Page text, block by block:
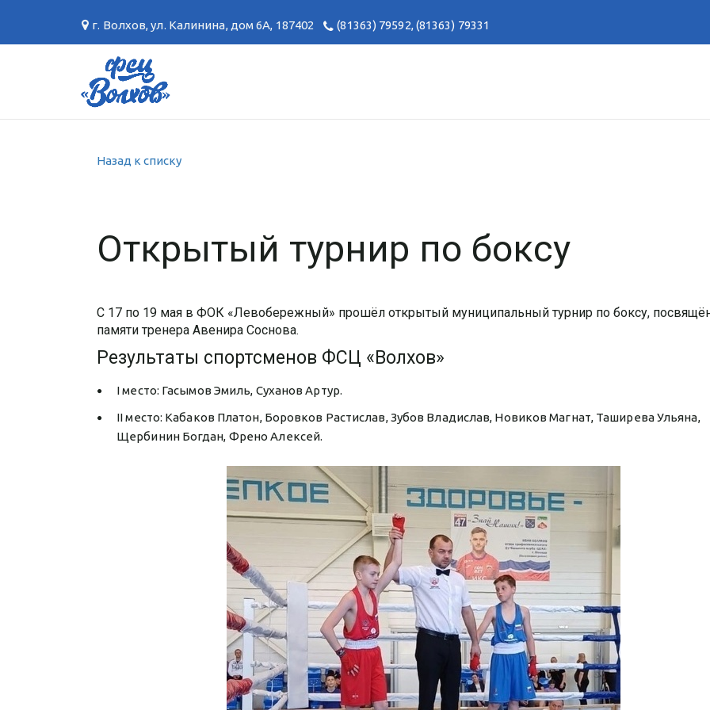
г. Волхов,ул. Калинина, дом 6А, 187402 (81363) 79592,(81363) 79331
Назад к списку
Открытый турнир по боксу
С 17 по 19 мая в ФОК «Левобережный» прошёл открытый муниципальный турнир по боксу,
памяти тренера Авенира Соснова.
Результаты спортсменов ФСЦ «Волхов»
I место: Гасымов Эмиль, Суханов Артур.
II место: Кабаков Платон, Боровков Растислав, Зубов Владислав, Новиков Магнат, Таширева Ульяна,
Щербинин Богдан, Френо Алексей.